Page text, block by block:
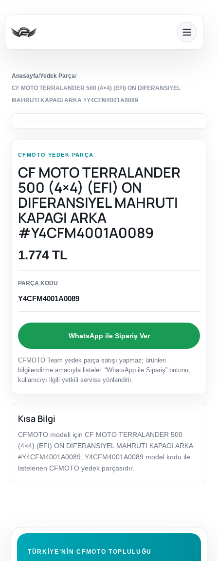
Anasayfa/Yedek Parça/
CF MOTO TERRALANDER 500 (4×4) (EFI) ON DIFERANSIYEL
MAHRUTI KAPAGI ARKA #Y4CFM4001A0089
CFMOTO YEDEK PARÇA
CF MOTO TERRALANDER
500 (4×4) (EFI) ON
DIFERANSIYEL MAHRUTI
KAPAGI ARKA
#Y4CFM4001A0089
1.774 TL
PARÇA KODU
Y4CFM4001A0089
WhatsApp ile Sipariş Ver
CFMOTO Team yedek parça satışı yapmaz; ürünleri
bilgilendirme amacıyla listeler. “WhatsApp ile Sipariş” butonu,
kullanıcıyı ilgili yetkili servise yönlendirir.
Kısa Bilgi
CFMOTO modeli için CF MOTO TERRALANDER 500
(4×4) (EFI) ON DIFERANSIYEL MAHRUTI KAPAGI ARKA
#Y4CFM4001A0089, Y4CFM4001A0089 model kodu ile
listelenen CFMOTO yedek parçasıdır.
TÜRKIYE'NIN CFMOTO TOPLULUĞU